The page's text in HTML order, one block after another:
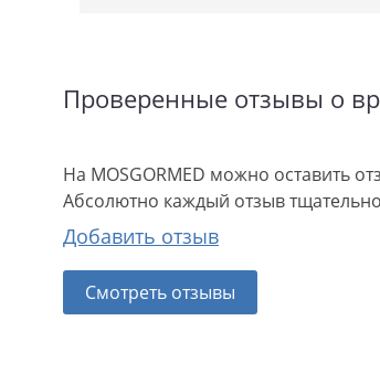
Проверенные отзывы о
На MOSGORMED можно оставить
Абсолютно каждый отзыв
Добавить отзыв
Смотреть отзывы